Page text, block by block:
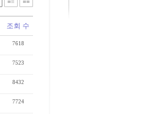
조회 수
7618
7523
8432
7724